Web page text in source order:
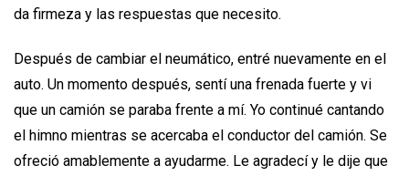
da firmeza y las respuestas que necesito.
Después de cambiar el neumático, entré nuevamente en el
auto. Un momento después, sentí una frenada fuerte y vi
que un camión se paraba frente a mí. Yo continué cantando
el himno mientras se acercaba el conductor del camión. Se
ofreció amablemente a ayudarme. Le agradecí y le dije que